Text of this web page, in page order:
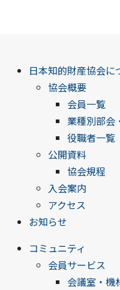
日本知的財産協会に
協会概要
会員一覧
業種別部会
役職者一覧
公開資料
協会規程
入会案内
アクセス
お知らせ
コミュニティ
会員サービス
会議室・機